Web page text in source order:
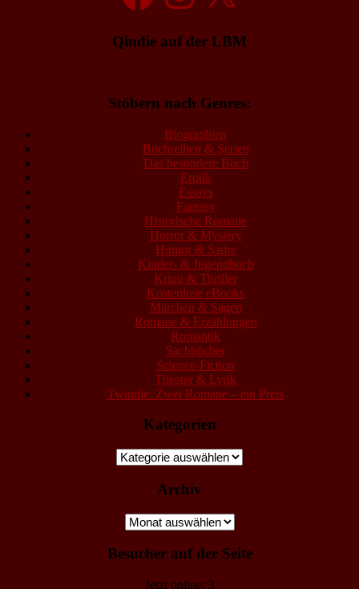
Qindie auf der LBM
Stöbern nach Genres:
Biographien
Buchreihen & Serien
Das besondere Buch
Erotik
Essays
Fantasy
Historische Romane
Horror & Mystery
Humor & Satire
Kinder- & Jugendbuch
Krimi & Thriller
Kostenlose eBooks
Märchen & Sagen
Romane & Erzählungen
Romantik
Sachbücher
Science-Fiction
Theater & Lyrik
Twindie: Zwei Romane – ein Preis
Kategorien
Kategorien
Archiv
Archiv
Besucher auf der Seite
Jetzt online: 3